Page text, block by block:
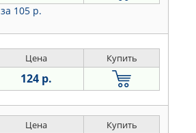
за 105 р.
Цена Купить
124 р.
Цена Купить